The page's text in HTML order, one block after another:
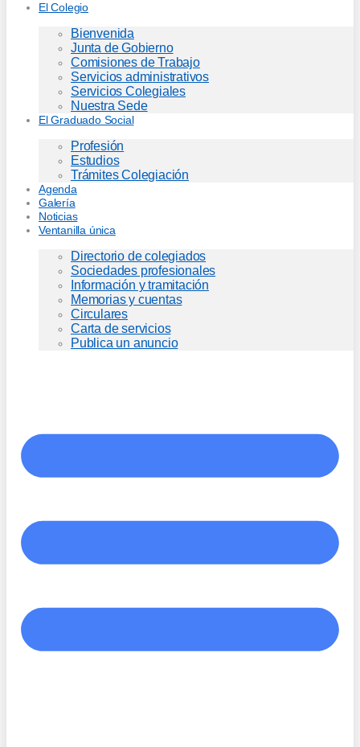
El Colegio
Bienvenida
Junta de Gobierno
Comisiones de Trabajo
Servicios administrativos
Servicios Colegiales
Nuestra Sede
El Graduado Social
Profesión
Estudios
Trámites Colegiación
Agenda
Galería
Noticias
Ventanilla única
Directorio de colegiados
Sociedades profesionales
Información y tramitación
Memorias y cuentas
Circulares
Carta de servicios
Publica un anuncio